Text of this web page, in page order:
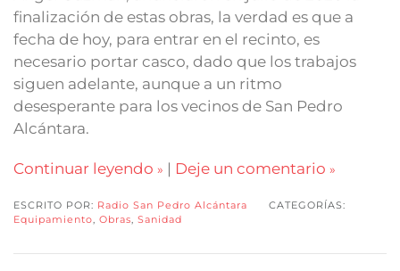
finalización de estas obras, la verdad es que a
fecha de hoy, para entrar en el recinto, es
necesario portar casco, dado que los trabajos
siguen adelante, aunque a un ritmo
desesperante para los vecinos de San Pedro
Alcántara.
Continuar leyendo | Deje un comentario
ESCRITO POR: Radio San Pedro Alcántara
CATEGORÍAS:
Equipamiento, Obras, Sanidad